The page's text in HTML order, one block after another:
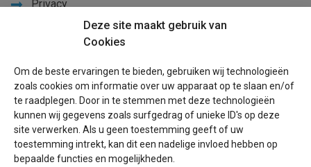
Deze site maakt gebruik van
Cookies
Om de beste ervaringen te bieden, gebruiken wij technologieën
zoals cookies om informatie over uw apparaat op te slaan en/of
te raadplegen. Door in te stemmen met deze technologieën
kunnen wij gegevens zoals surfgedrag of unieke ID's op deze
site verwerken. Als u geen toestemming geeft of uw
toestemming intrekt, kan dit een nadelige invloed hebben op
bepaalde functies en mogelijkheden.
Privacy
Blog
Voor eigenaren
Een advertentie plaatsen